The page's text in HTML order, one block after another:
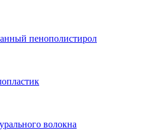
пенополистирол
волокна